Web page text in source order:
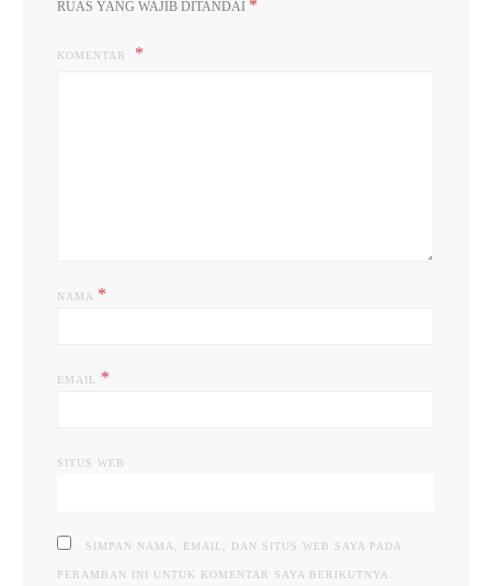
RUAS YANG WAJIB DITANDAI *
KOMENTAR
NAMA *
EMAIL *
SITUS WEB
SIMPAN NAMA, EMAIL, DAN SITUS WEB SAYA PADA
PERAMBAN INI UNTUK KOMENTAR SAYA BERIKUTNYA.